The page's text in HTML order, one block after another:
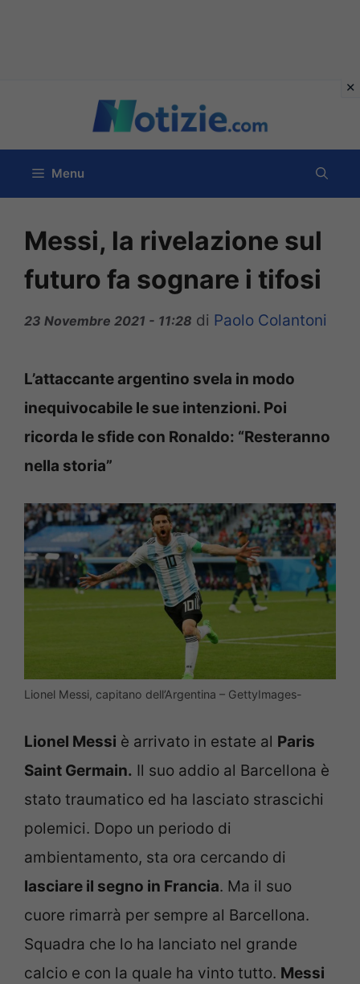
contenuto
Menu
Messi, la rivelazione sul
futuro fa sognare i tifosi
23 Novembre 2021 - 11:28 di Paolo Colantoni
L’attaccante argentino svela in modo
inequivocabile le sue intenzioni. Poi
ricorda le sfide con Ronaldo: “Resteranno
nella storia”
Lionel Messi, capitano dell’Argentina – GettyImages-
Lionel Messi è arrivato in estate al Paris
Saint Germain. Il suo addio al Barcellona è
stato traumatico ed ha lasciato strascichi
polemici. Dopo un periodo di
ambientamento, sta ora cercando di
lasciare il segno in Francia. Ma il suo
cuore rimarrà per sempre al Barcellona.
Squadra che lo ha lanciato nel grande
calcio e con la quale ha vinto tutto. Messi